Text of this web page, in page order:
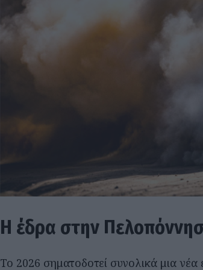
Η έδρα στην
Το 2026 σηματοδοτεί συνολικά μια